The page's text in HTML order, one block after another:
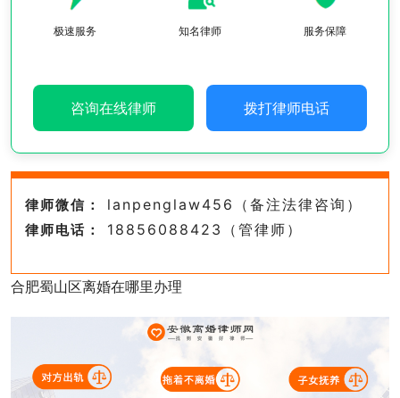
极速服务 知名律师 服务保障
咨询在线律师 拨打律师电话
律师微信： lanpenglaw456（备注法律咨询）
律师电话： 18856088423（管律师）
合肥蜀山区离婚在哪里办理